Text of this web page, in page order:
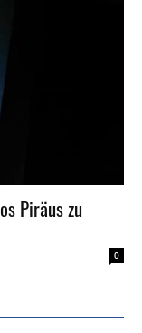
Piräus zu
0